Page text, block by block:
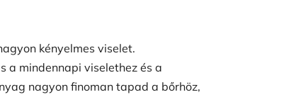
kényelmes viselet.
a mindennapi viselethez és a
nagyon finoman tapad a bőrhöz,